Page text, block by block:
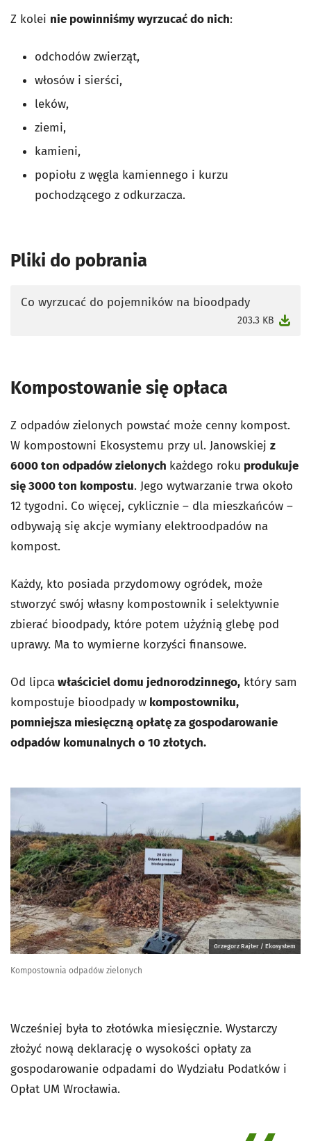
Z kolei nie powinniśmy wyrzucać do nich:
odchodów zwierząt,
włosów i sierści,
leków,
ziemi,
kamieni,
popiołu z węgla kamiennego i kurzu
pochodzącego z odkurzacza.
Pliki do pobrania
Co wyrzucać do pojemników na bioodpady
203.3 KB
Kompostowanie się opłaca
Z odpadów zielonych powstać może cenny kompost.
W kompostowni Ekosystemu przy ul. Janowskiej z
6000 ton odpadów zielonych każdego roku produkuje
się 3000 ton kompostu. Jego wytwarzanie trwa około
12 tygodni. Co więcej, cyklicznie – dla mieszkańców –
odbywają się akcje wymiany elektroodpadów na
kompost.
Każdy, kto posiada przydomowy ogródek, może
stworzyć swój własny kompostownik i selektywnie
zbierać bioodpady, które potem użyźnią glebę pod
uprawy. Ma to wymierne korzyści finansowe.
Od lipcawłaściciel domu jednorodzinnego, który sam
kompostuje bioodpady w kompostowniku,
pomniejsza miesięczną opłatę za gospodarowanie
odpadów komunalnych o 10 złotych.
Grzegorz Rajter / Ekosystem
Kompostownia odpadów zielonych
Wcześniej była to złotówka miesięcznie. Wystarczy
złożyć nową deklarację o wysokości opłaty za
gospodarowanie odpadami do Wydziału Podatków i
Opłat UM Wrocławia.